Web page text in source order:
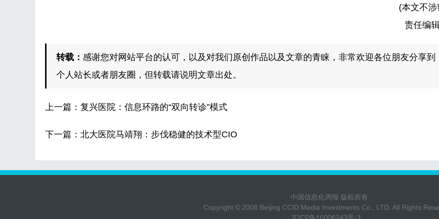
(本文不涉
责任编辑
转载： 感谢您对网站平台的认可，以及对我们原创作品以及文章的青睐，非常欢迎各位朋友分享到
个人站长或者朋友圈，但转载请说明文章出处。
上一篇： 复兴医院：信息环路的“双向转诊”模式
下一篇： 北大医院马靖翔：步伐稳健的技术型CIO
中国信息化周报 版权所有
Copyright © 2008 Beijing CCID Media Investments Co., LTD. All Rights